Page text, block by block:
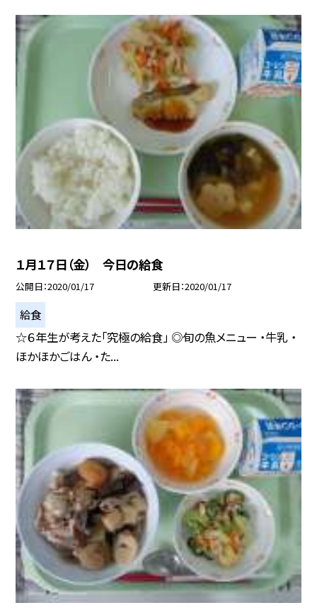
１月１７日（金） 今日の給食
公開日 2020/01/17 更新日 2020/01/17
給食
☆６年生が考えた「究極の給食」 ◎旬の魚メニュー ・牛乳 ・
ほかほかごはん ・た...